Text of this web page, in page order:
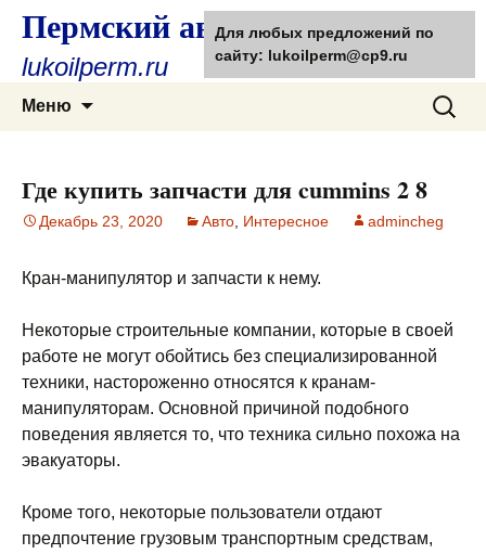
Пермский автолюбитель
lukoilperm.ru
Меню
Найти:
Где купить запчасти для cummins 2 8
Декабрь 23, 2020 Авто Интересное admincheg
Кран-манипулятор и запчасти к нему.
Некоторые строительные компании, которые в своей
работе не могут обойтись без специализированной
техники, настороженно относятся к кранам-
манипуляторам. Основной причиной подобного
поведения является то, что техника сильно похожа на
эвакуаторы.
Кроме того, некоторые пользователи отдают
предпочтение грузовым транспортным средствам,
Для любых предложений по
сайту: lukoilperm@cp9.ru